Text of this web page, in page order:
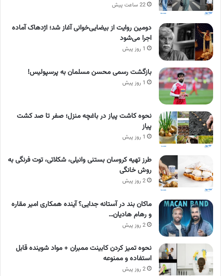
22 ساعت پیش
دومین روایت از بیضایی‌خوانی آغاز شد؛ اژدهاک آماده
اجرا می‌شود
1 روز پیش
بازگشت رسمی محسن مسلمان به پرسپولیس!
1 روز پیش
نحوه کاشت پیاز در باغچه منزل؛ صفر تا صد کشت
پیاز
1 روز پیش
طرز تهیه کروسان بستنی وانیلی، شکلاتی، توت فرنگی به
روش خانگی
2 روز پیش
ماکان بند در آستانه جدایی؟ آینده همکاری امیر مقاره
و رهام هادیان…
2 روز پیش
نحوه تمیز کردن کابینت ممبران + مواد شوینده قابل
استفاده و ممنوعه
2 روز پیش